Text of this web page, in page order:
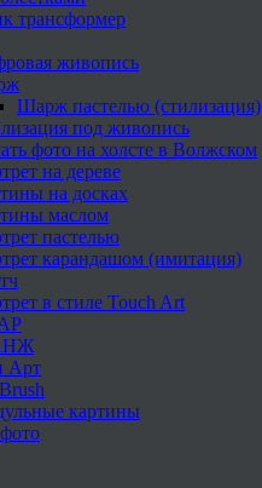
трансформер
живопись
Шарж пастелью (стилизация)
под живопись
фото на холсте в Волжском
на дереве
на досках
маслом
пастелью
карандашом (имитация)
в стиле Touch Art
Арт
картины